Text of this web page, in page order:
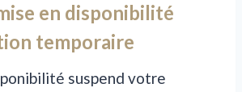
en disponibilité
temporaire
suspend votre